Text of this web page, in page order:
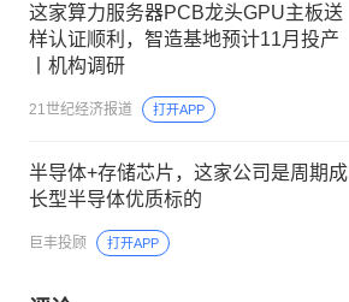
这家算力服务器PCB龙头GPU主板送
样认证顺利，智造基地预计11月投产
丨机构调研
21世纪经济报道 打开APP
半导体+存储芯片，这家公司是周期成
长型半导体优质标的
巨丰投顾 打开APP